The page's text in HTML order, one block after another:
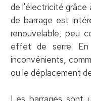
de l'électricité grâce
de barrage est
renouvelable, peu
effet de serre. En
inconvénients,
ou le déplacement
Les barrages sont